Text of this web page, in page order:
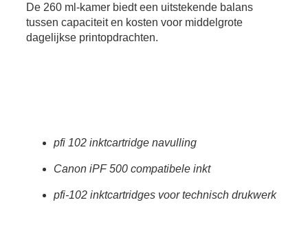
De 260 ml-kamer biedt een uitstekende balans
tussen capaciteit en kosten voor middelgrote
dagelijkse printopdrachten.
pfi 102 inktcartridge navulling
Canon iPF 500 compatibele inkt
pfi-102 inktcartridges voor technisch drukwerk